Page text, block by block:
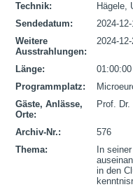
Technik:
Hägele,
Sendedatum:
2024-
Weitere
Ausstrahlungen:
2024-
Länge:
01:00:00
Programmplatz:
Gäste, Anlässe,
Orte:
Prof.
Archiv-Nr.:
576
Thema:
In
in den